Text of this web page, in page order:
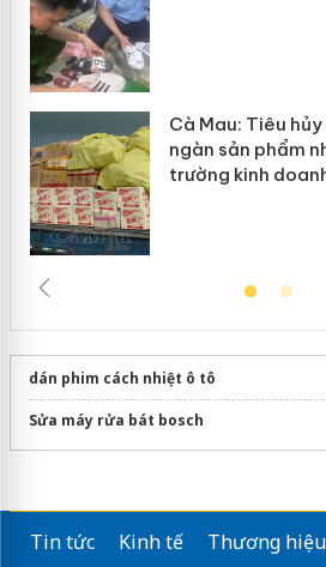
Cà Mau: Tiêu
ngàn sản phẩm
trường kinh
dán phim cách nhiệt ô tô
Sửa máy rửa bát bosch
Tin tức Kinh tế Thương hiệu